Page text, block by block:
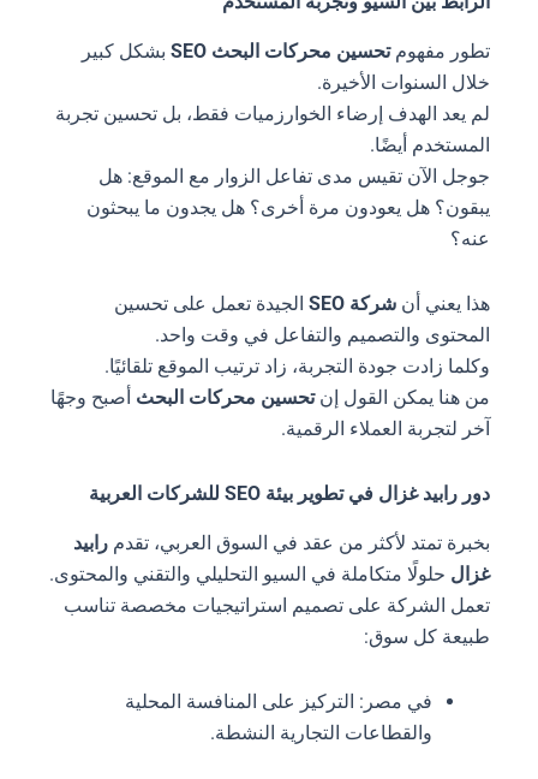
تطور مفهومتحسين محركات البحث SEO
بشكل كبير
خلال السنوات الأخيرة.
لم يعد الهدف إرضاء الخوارزميات فقط، بل تحسين تجربة
المستخدم أيضًا.
جوجل الآن تقيس مدى تفاعل الزوار مع الموقع: هل
يبقون؟ هل يعودون مرة أخرى؟ هل يجدون ما يبحثون
عنه؟
هذا يعني أن شركة SEO
الجيدة تعمل على تحسين
المحتوى والتصميم والتفاعل في وقت واحد.
وكلما زادت جودة التجربة، زاد ترتيب الموقع تلقائيًا.
من هنا يمكن القول إن تحسين محركات البحثأصبح وجهًا
آخر لتجربة العملاء الرقمية.
دور رابيد غزال في تطوير بيئة SEO للشركات العربية
بخبرة تمتد لأكثر من عقد في السوق العربي، تقدمرابيد
غزال حلولًا متكاملة في السيو التحليلي والتقني والمحتوى.
تعمل الشركة على تصميم استراتيجيات مخصصة تناسب
طبيعة كل سوق:
في مصر: التركيز على المنافسة المحلية
والقطاعات التجارية النشطة.